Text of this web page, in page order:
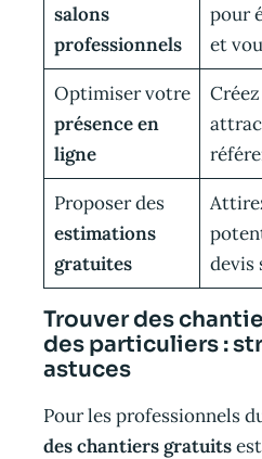
salons
professionnels
pour
et
Optimiser votre
présence en
ligne
Proposer des
estimations
gratuites
devis
Trouver des
des particuliers :
astuces
Pour les professionnels
des chantiers gratuits